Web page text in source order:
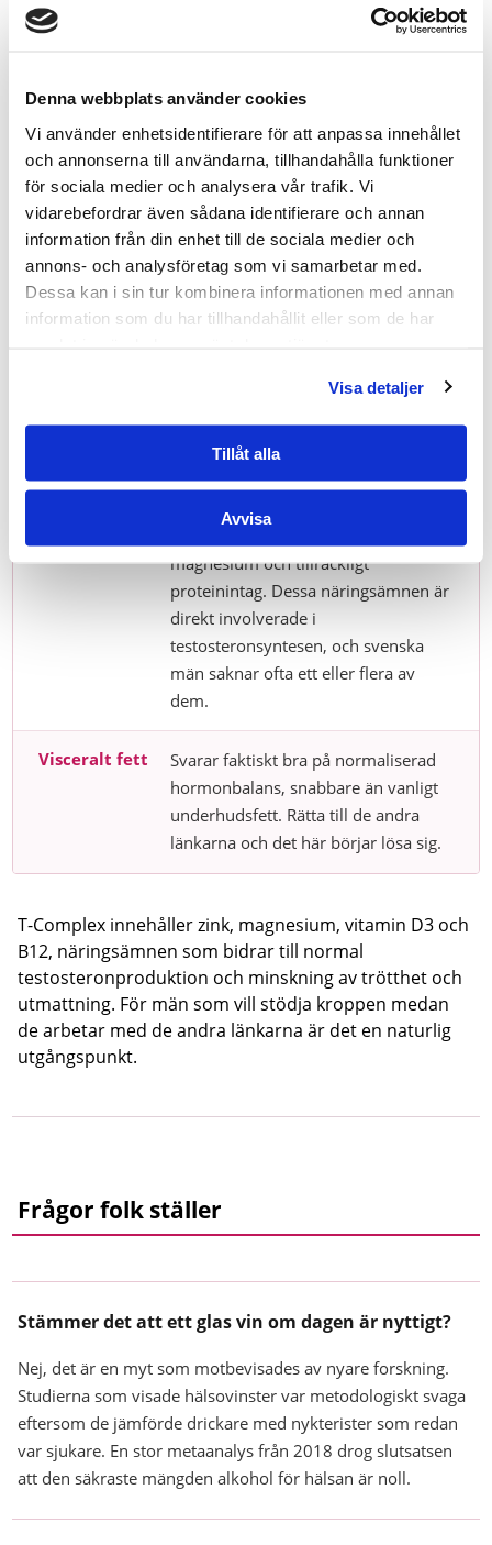
Denna webbplats använder cookies
Vi använder enhetsidentifierare för att anpassa innehållet
och annonserna till användarna, tillhandahålla funktioner
för sociala medier och analysera vår trafik. Vi
vidarebefordrar även sådana identifierare och annan
information från din enhet till de sociala medier och
annons- och analysföretag som vi samarbetar med.
Dessa kan i sin tur kombinera informationen med annan
information som du har tillhandahållit eller som de har
Visa detaljer
Tillåt alla
Avvisa
Några åtgärder som faktiskt fungerar på de enskilda
länkarna i cirkeln:
Sömn
före läggdags. Det är inte
nödvändigtvis mängden som är
problemet, det är timingen. Kroppen
hinner inte metabolisera alkoholen
innan REM-fasen börjar.
Kortisol
Regelbunden styrketräning och lugn
kroniskt förhöjt kortisol. Paradoxalt
nog kan intensiv HIIT-träning driva
upp kortisol ytterligare på kort sikt.
Sömn är den viktigaste enskilda
magnesium och tillräckligt
proteinintag. Dessa näringsämnen är
direkt involverade i
testosteronsyntesen, och svenska
män saknar ofta ett eller flera av
dem.
Visceralt fett
Svarar faktiskt bra på normaliserad
hormonbalans, snabbare än vanligt
underhudsfett. Rätta till de andra
länkarna och det här börjar lösa sig.
T-Complex innehåller zink, magnesium, vitamin D3 och
B12, näringsämnen som bidrar till normal
testosteronproduktion och minskning av trötthet och
utmattning. För män som vill stödja kroppen medan
de arbetar med de andra länkarna är det en naturlig
utgångspunkt.
Frågor folk ställer
Stämmer det att ett glas vin om dagen är nyttigt?
Nej, det är en myt som motbevisades av nyare forskning.
Studierna som visade hälsovinster var metodologiskt svaga
eftersom de jämförde drickare med nykterister som redan
var sjukare. En stor metaanalys från 2018 drog slutsatsen
att den säkraste mängden alkohol för hälsan är noll.